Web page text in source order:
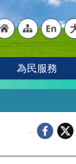
頁
"網
站導
"英
文語
為民服務